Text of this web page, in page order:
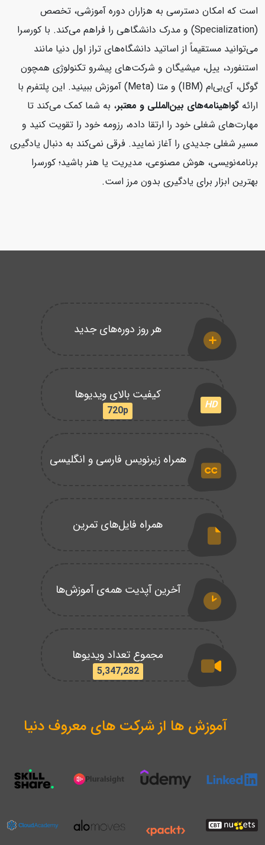
است که امکان دسترسی به هزاران دوره آموزشی، تخصص
(Specialization) و مدرک دانشگاهی را فراهم می‌کند. با کورسرا
می‌توانید مستقیماً از اساتید دانشگاه‌های تراز اول دنیا مانند
استنفورد، ییل، میشیگان و شرکت‌های پیشرو تکنولوژی همچون
گوگل، آی‌بی‌ام (IBM) و متا (Meta) آموزش ببینید. این پلتفرم با
ارائهگواهینامه‌های بین‌المللی و معتبر، به شما کمک می‌کند تا
مهارت‌های شغلی خود را ارتقا داده، رزومه خود را تقویت کنید و
مسیر شغلی جدیدی را آغاز نمایید. فرقی نمی‌کند به دنبال یادگیری
برنامه‌نویسی، هوش مصنوعی، مدیریت یا هنر باشید؛ کورسرا
بهترین ابزار برای یادگیری بدون مرز است.
هر روز دوره‌های جدید
HD
کیفیت بالای ویدیوها
720p
همراه زیرنویس فارسی و انگلیسی
همراه فایل‌های تمرین
آخرین آپدیت همه‌ی آموزش‌ها
مجموع تعداد ویدیوها
5,347,282
آموزش ها از شرکت های معروف دنیا